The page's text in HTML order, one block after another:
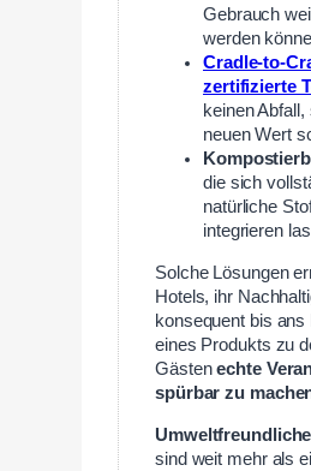
Gebrauch
werden
Cradle-to-
zertifizierte
keinen Abfall,
neuen Wert
die sich
natürliche
integrieren
Solche Lösungen
Hotels, ihr
konsequent bis ans
eines Produkts zu
Gästenechte
spürbar zu
sind weit mehr als